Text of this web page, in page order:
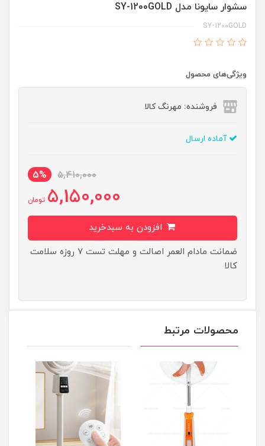
سشوار سایونا مدل SY-1200GOLD
SY-1200GOLD
ویژگی‌های محصول
فروشنده: مهرنگ کالا
آماده ارسال
5,410,000
5%
5,150,000 تومان
ضمانت مادام العمر اصالت و مهلت تست ۷ روزه سلامت
کالا
محصولات مرتبط